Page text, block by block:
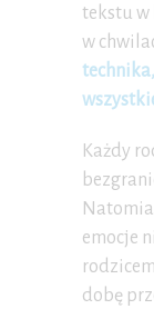
tekstu w
w
Każdy
emocje
dobę